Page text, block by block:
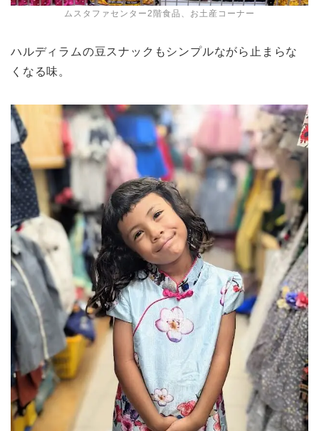
ムスタファセンター2階食品、お土産コーナー
ハルディラムの豆スナックもシンプルながら止まらな
くなる味。